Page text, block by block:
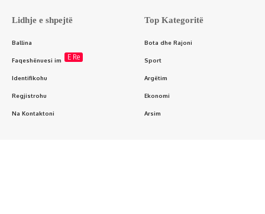
Lidhje e shpejtë
Ballina
Faqeshënuesi im E Re
Identifikohu
Regjistrohu
Na Kontaktoni
Top Kategoritë
Bota dhe Rajoni
Sport
Argëtim
Ekonomi
Arsim